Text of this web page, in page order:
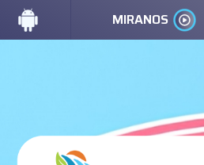
MIRANOS